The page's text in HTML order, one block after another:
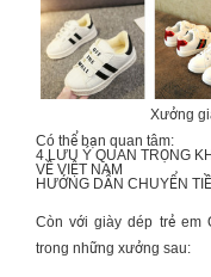
Xưởng
Có thể bạn quan tâm:
4 LƯU Ý QUAN TRỌNG
VỀ VIỆT NAM
HƯỚNG DẪN CHUYỂN
Còn với giày dép trẻ em
trong những xưởng sau: